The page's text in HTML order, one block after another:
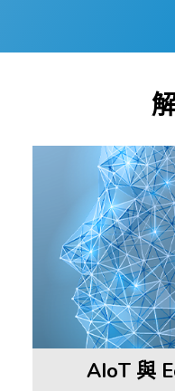
AIoT 與